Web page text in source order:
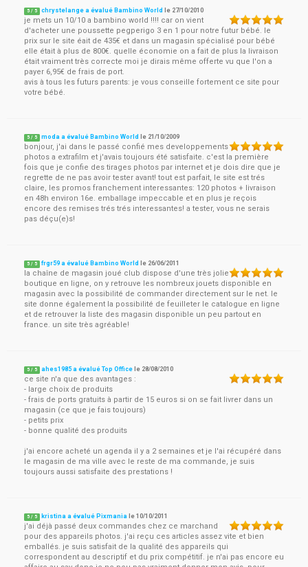
5 / 5 chrystelange a évalué Bambino World le 27/10/2010
je mets un 10/10 a bambino world !!!! car on vient
d'acheter une poussette pegperigo 3 en 1 pour notre futur bébé. le
prix sur le site éait de 435€ et dans un magasin spécialisé pour bébé
elle était à plus de 800€. quelle économie on a fait de plus la livraison
était vraiment très correcte moi je dirais même offerte vu que l'on a
payer 6,95€ de frais de port.
avis à tous les futurs parents: je vous conseille fortement ce site pour
votre bébé.
5 / 5 moda a évalué Bambino World le 21/10/2009
bonjour, j'ai dans le passé confié mes developpements
photos a extrafilm et j'avais toujours été satisfaite. c'est la première
fois que je confie des tirages photos par internet et je dois dire que je
regrette de ne pas avoir tester avant! tout est parfait, le site est trés
claire, les promos franchement interessantes: 120 photos + livraison
en 48h environ 16e. emballage impeccable et en plus je reçois
encore des remises trés trés interessantes! a tester, vous ne serais
pas déçu(e)s!
5 / 5 frgr59 a évalué Bambino World le 26/06/2011
la chaîne de magasin joué club dispose d'une très jolie
boutique en ligne, on y retrouve les nombreux jouets disponible en
magasin avec la possibilité de commander directement sur le net. le
site donne également la possibilité de feuilleter le catalogue en ligne
et de retrouver la liste des magasin disponible un peu partout en
france. un site très agréable!
5 / 5 ahes1985 a évalué Top Office le 28/08/2010
ce site n'a que des avantages :
- large choix de produits
- frais de ports gratuits à partir de 15 euros si on se fait livrer dans un
magasin (ce que je fais toujours)
- petits prix
- bonne qualité des produits
j'ai encore acheté un agenda il y a 2 semaines et je l'ai récupéré dans
le magasin de ma ville avec le reste de ma commande, je suis
toujours aussi satisfaite des prestations !
5 / 5 kristina a évalué Pixmania le10/10/2011
j'ai déjà passé deux commandes chez ce marchand
pour des appareils photos. j'ai reçu ces articles assez vite et bien
emballés. je suis satisfait de la qualité des appareils qui
correspondent au descriptif et du prix compétitif. je n'ai pas encore eu